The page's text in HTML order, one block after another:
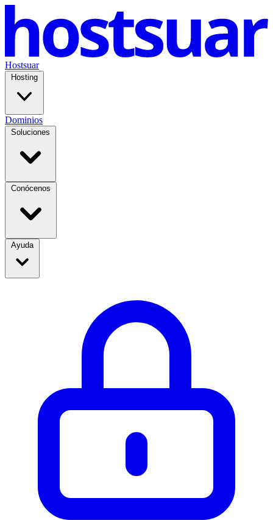
Hostsuar
Hosting
Dominios
Soluciones
Conócenos
Ayuda